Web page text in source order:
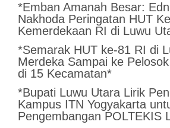
*Emban Amanah Besar:
Nakhoda Peringatan HUT
Kemerdekaan RI di Luwu
*Semarak HUT ke-81 RI di
Merdeka Sampai ke
di 15 Kecamatan*
*Bupati Luwu Utara Lirik
Kampus ITN Yogyakarta
Pengembangan POLTEKIS